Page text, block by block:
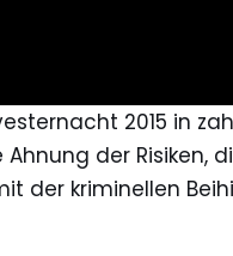
2015 in
der Risiken,
der kriminellen